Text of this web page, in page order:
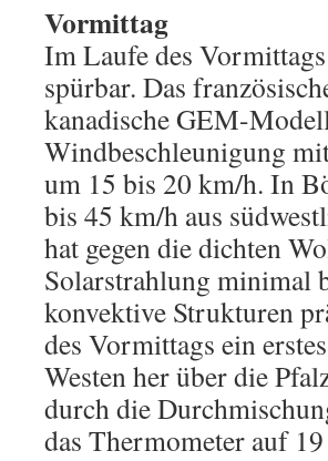
Vormittag
Im Laufe des
spürbar. Das
kanadische GEM-
Windbeschleunigung
um 15 bis 20 km/h. In
bis 45 km/h aus
hat gegen die dichten
Solarstrahlung minimal
konvektive Strukturen
des Vormittags ein
Westen her über die
durch die
das Thermometer auf